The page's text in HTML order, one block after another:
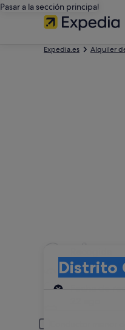
Pasar a la sección principal
Expedia.es Alquiler
Distrito
Recogida
Conductor menor